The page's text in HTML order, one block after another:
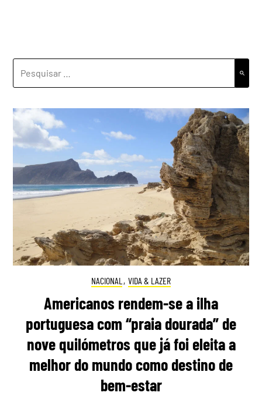
NACIONAL , VIDA & LAZER
Americanos rendem-se a ilha
portuguesa com “praia dourada” de
nove quilómetros que já foi eleita a
melhor do mundo como destino de
bem-estar